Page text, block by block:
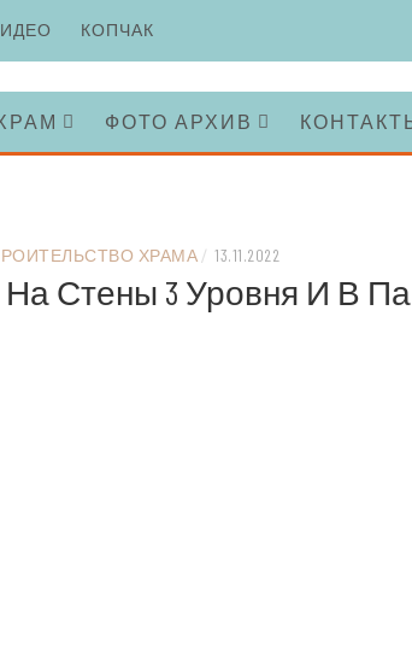
КОПЧАК
ФОТО АРХИВ
ХРАМА / 13.11.2022
На Стены 3 Уровня И В